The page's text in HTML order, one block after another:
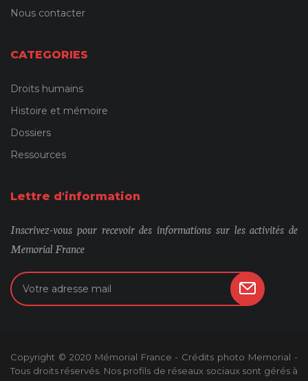
Nous contacter
CATEGORIES
Droits humains
Histoire et mémoire
Dossiers
Ressources
Lettre d'information
Inscrivez-vous pour recevoir des informations sur les activités de
Memorial France
Copyright © 2020 Mémorial France - Crédits photo Memorial -
Tous droits réservés. Nos profils de réseaux sociaux sont gérés à